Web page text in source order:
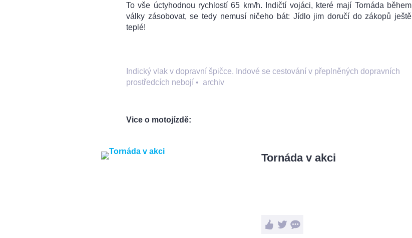
To vše úctyhodnou rychlostí 65 km/h. Indičtí vojáci, které mají Tornáda během
války zásobovat, se tedy nemusí ničeho bát: Jídlo jim doručí do zákopů ještě
teplé!
Indický vlak v dopravní špičce. Indové se cestování v přeplněných dopravních
prostředcích nebojí • archiv
Vice o motojízdě:
Tornáda v akci